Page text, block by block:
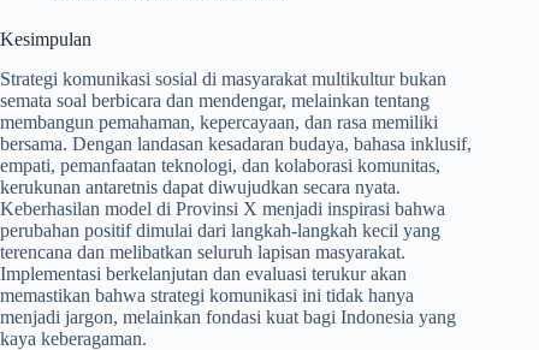
Kesimpulan
Strategi komunikasi sosial di masyarakat multikultur bukan
semata soal berbicara dan mendengar, melainkan tentang
membangun pemahaman, kepercayaan, dan rasa memiliki
bersama. Dengan landasan kesadaran budaya, bahasa inklusif,
empati, pemanfaatan teknologi, dan kolaborasi komunitas,
kerukunan antaretnis dapat diwujudkan secara nyata.
Keberhasilan model di Provinsi X menjadi inspirasi bahwa
perubahan positif dimulai dari langkah-langkah kecil yang
terencana dan melibatkan seluruh lapisan masyarakat.
Implementasi berkelanjutan dan evaluasi terukur akan
memastikan bahwa strategi komunikasi ini tidak hanya
menjadi jargon, melainkan fondasi kuat bagi Indonesia yang
kaya keberagaman.